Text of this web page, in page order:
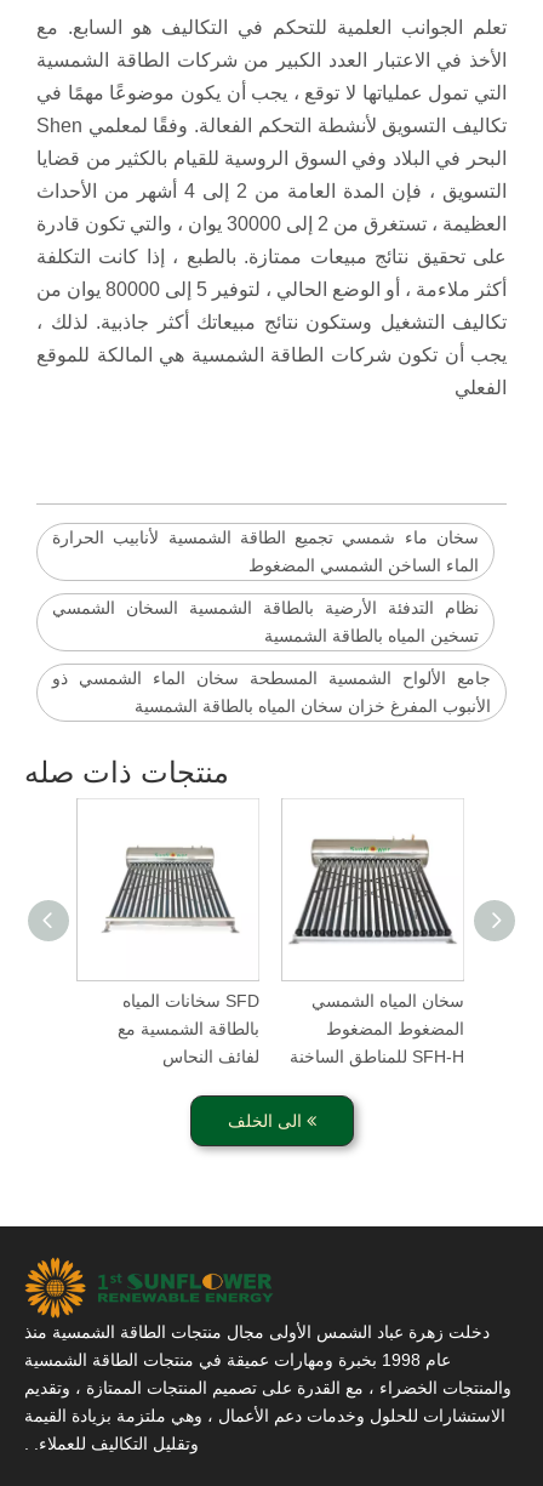
تعلم الجوانب العلمية للتحكم في التكاليف هو السابع. مع
الأخذ في الاعتبار العدد الكبير من شركات الطاقة الشمسية
التي تمول عملياتها لا توقع ، يجب أن يكون موضوعًا مهمًا في
تكاليف التسويق لأنشطة التحكم الفعالة. وفقًا لمعلمي Shen
البحر في البلاد وفي السوق الروسية للقيام بالكثير من قضايا
التسويق ، فإن المدة العامة من 2 إلى 4 أشهر من الأحداث
العظيمة ، تستغرق من 2 إلى 30000 يوان ، والتي تكون قادرة
على تحقيق نتائج مبيعات ممتازة. بالطبع ، إذا كانت التكلفة
أكثر ملاءمة ، أو الوضع الحالي ، لتوفير 5 إلى 80000 يوان من
تكاليف التشغيل وستكون نتائج مبيعاتك أكثر جاذبية. لذلك ،
يجب أن تكون شركات الطاقة الشمسية هي المالكة للموقع
الفعلي
سخان ماء شمسي تجميع الطاقة الشمسية لأنابيب الحرارة
الماء الساخن الشمسي المضغوط
نظام التدفئة الأرضية بالطاقة الشمسية السخان الشمسي
تسخين المياه بالطاقة الشمسية
جامع الألواح الشمسية المسطحة سخان الماء الشمسي ذو
الأنبوب المفرغ خزان سخان المياه بالطاقة الشمسية
منتجات ذات صله
SFD سخانات المياه
بالطاقة الشمسية مع
لفائف النحاس
سخان المياه الشمسي
المضغوط المضغوط
SFH-H للمناطق الساخنة
الى الخلف
دخلت زهرة عباد الشمس الأولى مجال منتجات الطاقة الشمسية منذ
عام 1998 بخبرة ومهارات عميقة في منتجات الطاقة الشمسية
والمنتجات الخضراء ، مع القدرة على تصميم المنتجات الممتازة ، وتقديم
الاستشارات للحلول وخدمات دعم الأعمال ، وهي ملتزمة بزيادة القيمة
وتقليل التكاليف للعملاء. .